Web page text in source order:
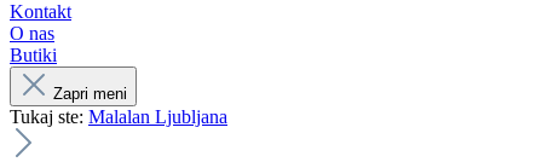
Kontakt
O nas
Butiki
Zapri meni
Tukaj ste: Malalan Ljubljana